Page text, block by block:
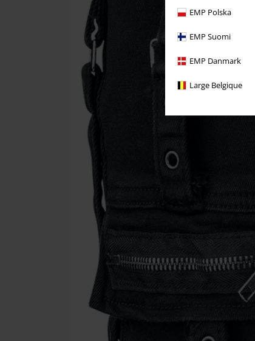
EMP Polska
EMP Suomi
EMP Danmark
Large Belgique